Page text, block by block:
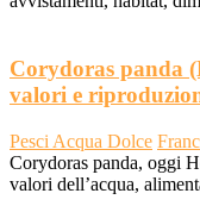
Corydoras panda
valori e
Pesci Acqua Dolce
Corydoras panda, oggi
valori dell’acqua,